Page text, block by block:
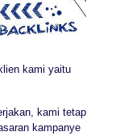
kami yaitu
kami tetap
kampanye